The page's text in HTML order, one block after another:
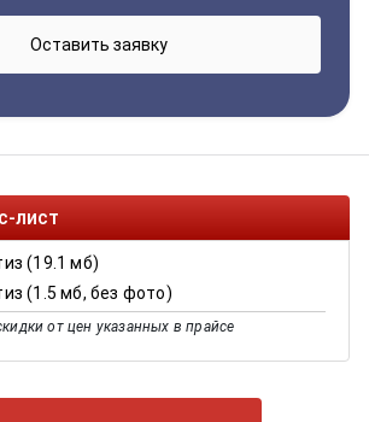
лист
(19.1 мб)
(1.5 мб, без фото)
от цен указанных в прайсе